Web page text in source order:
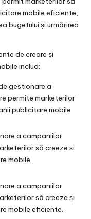
mobile eficiente,
bugetului și urmărirea
de creare și
includ:
gestionare a
permite marketerilor
publicitare mobile
a campaniilor
să creeze și
mobile
a campaniilor
să creeze și
mobile eficiente.